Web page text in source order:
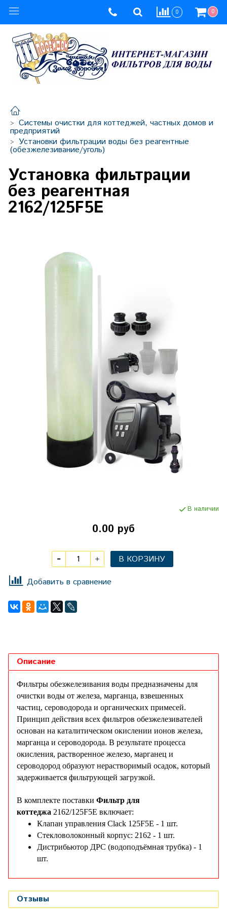
0 0
Системы очистки для коттеджей, частных домов и
предприятий
Установки фильтрации воды без реагентные
(обезжелезивание/уголь)
Установка фильтрации
без реагентная
2162/125F5E
В наличии
0.00 руб
В КОРЗИНУ
Добавить в сравнение
Описание
Фильтры обезжелезивания воды предназначены для
очистки воды от железа, марганца, взвешенных
частиц, сероводорода и органических примесей.
Принцип действия всех фильтров обезжелезивателей
основан на каталитическом окислении ионов железа,
марганца и сероводорода. В результате процесса
окисления, растворенное железо, марганец и
сероводород образуют нерастворимый осадок, который
задерживается фильтрующей загрузкой.
В комплекте поставки Фильтр для
коттеджа 2162/125F5E включает:
Клапан управления Clack 125F5E - 1 шт.
Стекловолоконный корпус: 2162 - 1 шт.
Дистрибьютор ДРС (водоподъёмная трубка) - 1
шт.
Отзывы